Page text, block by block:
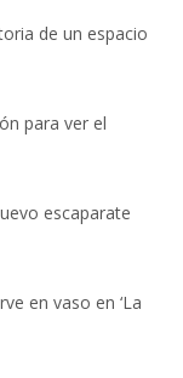
de un espacio
para ver el
escaparate
en vaso en ‘La